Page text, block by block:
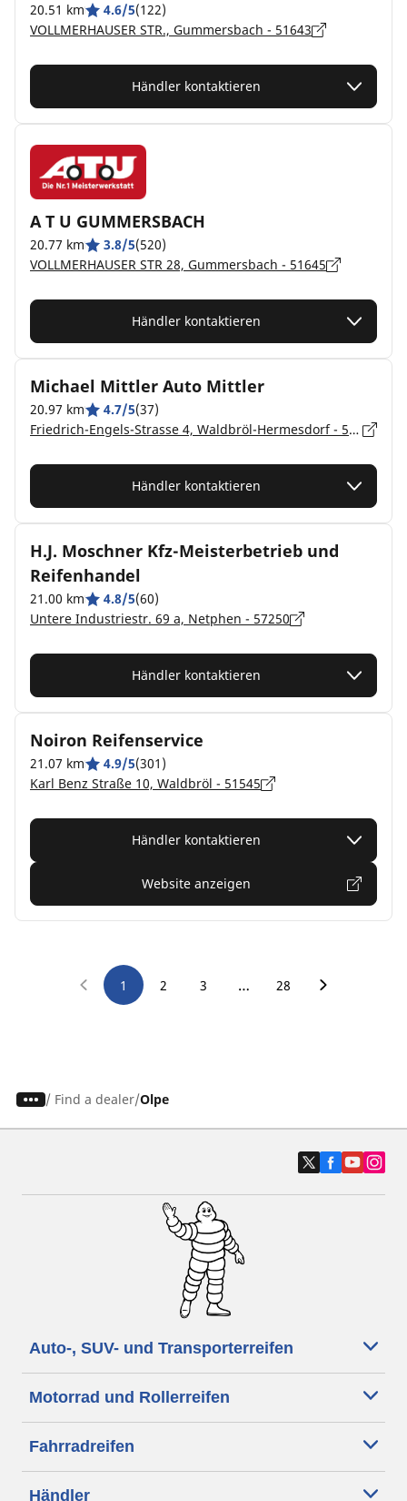
20.51 km 4.6/5(122)
VOLLMERHAUSER STR., Gummersbach - 51643
Händler kontaktieren
A T U GUMMERSBACH
20.77 km 3.8/5(520)
VOLLMERHAUSER STR 28, Gummersbach - 51645
Händler kontaktieren
Michael Mittler Auto Mittler
20.97 km 4.7/5(37)
Friedrich-Engels-Strasse 4, Waldbröl-Hermesdorf - 51545
Händler kontaktieren
H.J. Moschner Kfz-Meisterbetrieb und
Reifenhandel
21.00 km 4.8/5(60)
Untere Industriestr. 69 a, Netphen - 57250
Händler kontaktieren
Noiron Reifenservice
21.07 km 4.9/5(301)
Karl Benz Straße 10, Waldbröl - 51545
Händler kontaktieren
Website anzeigen
1 2 3 … 28
/ Find a dealer Olpe
Auto-, SUV- und Transporterreifen
Motorrad und Rollerreifen
Fahrradreifen
Händler